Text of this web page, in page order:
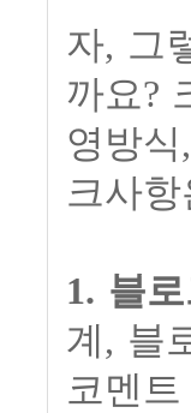
자, 그
까요?
영방
크사
1. 블
계, 블
코멘트